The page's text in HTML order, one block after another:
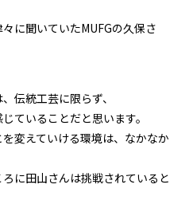
に聞いていたMUFGの久保さ
伝統工芸に限らず、
ていることだと思います。
変えていける環境は、なかなか
に田山さんは挑戦されていると